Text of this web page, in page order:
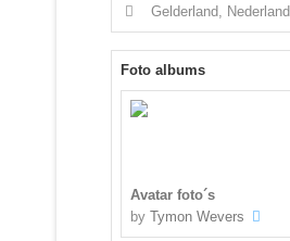
Gelderland, Nederland
Foto albums
Avatar foto´s
by Tymon Wevers